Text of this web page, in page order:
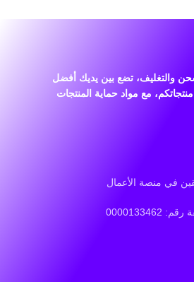
والتغليف، تضع بين يديك أفضل
مع مواد حماية المنتجات
في منصة الأعمال
0000133462